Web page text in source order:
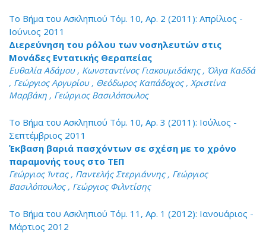
Το Βήμα του Ασκληπιού Τόμ. 10, Αρ. 2 (2011): Απρίλιος -
Ιούνιος 2011
Διερεύνηση του ρόλου των νοσηλευτών στις
Μονάδες Εντατικής Θεραπείας
Ευθαλία Αδάμου , Κωνσταντίνος Γιακουμιδάκης , Όλγα Καδδά
, Γεώργιος Αργυρίου , Θεόδωρος Καπάδοχος , Χριστίνα
Μαρβάκη , Γεώργιος Βασιλόπουλος
Το Βήμα του Ασκληπιού Τόμ. 10, Αρ. 3 (2011): Ιούλιος -
Σεπτέμβριος 2011
Έκβαση βαριά πασχόντων σε σχέση με το χρόνο
παραμονής τους στο ΤΕΠ
Γεώργιος Ίντας , Παντελής Στεργιάννης , Γεώργιος
Βασιλόπουλος , Γεώργιος Φιλντίσης
Το Βήμα του Ασκληπιού Τόμ. 11, Αρ. 1 (2012): Ιανουάριος -
Μάρτιος 2012